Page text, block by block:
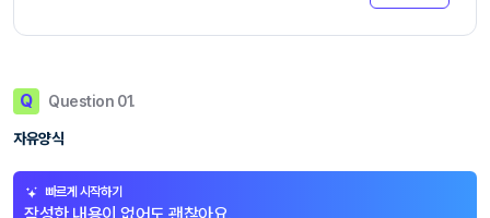
Q Question 01.
자유양식
빠르게 시작하기